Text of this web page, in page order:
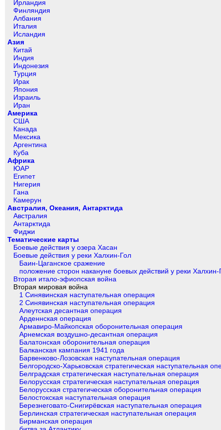
Ирландия
Финляндия
Албания
Италия
Исландия
Азия
Китай
Индия
Индонезия
Турция
Ирак
Япония
Израиль
Иран
Америка
США
Канада
Мексика
Аргентина
Куба
Африка
ЮАР
Египет
Нигерия
Гана
Камерун
Австралия, Океания, Антарктида
Австралия
Антарктида
Фиджи
Тематические карты
Боевые действия у озера Хасан
Боевые действия у реки Халхин-Гол
Баин-Цаганское сражение
положение сторон накануне боевых действий у реки Халхин-
Вторая итало-эфиопская война
Вторая мировая война
1 Синявинская наступательная операция
2 Синявинская наступательная операция
Алеутская десантная операция
Арденнская операция
Армавиро-Майкопская оборонительная операция
Арнемская воздушно-десантная операция
Балатонская оборонительная операция
Балканская кампания 1941 года
Барвенково-Лозовская наступательная операция
Белгородско-Харьковская стратегическая наступательная
Белградская стратегическая наступательная операция
Белорусская стратегическая наступательная операция
Белорусская стратегическая оборонительная операция
Белостокская наступательная операция
Березнеговато-Снигирёвская наступательная операция
Берлинская стратегическая наступательная операция
Бирманская операция